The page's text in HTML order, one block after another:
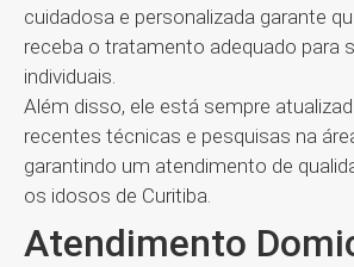
cuidadosa e personalizada garante
receba o tratamento adequado para
individuais.
Além disso, ele está sempre
recentes técnicas e pesquisas na
garantindo um atendimento de
os idosos de Curitiba.
Atendimento